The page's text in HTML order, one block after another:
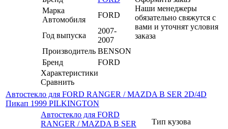
Марка
Автомобиля
FORD
Год выпуска
2007-
2007
Производитель BENSON
Бренд
FORD
Характеристики
Сравнить
Наши менеджеры
обязательно свяжутся с
вами и уточнят условия
заказа
Автостекло для FORD RANGER / MAZDA B SER 2D/4D
Пикап 1999 PILKINGTON
Автостекло для FORD
RANGER / MAZDA B SER
Тип кузова